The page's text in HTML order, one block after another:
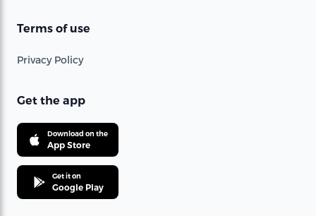
Terms of use
Privacy Policy
Get the app
Download on the
App Store
Get it on
Google Play